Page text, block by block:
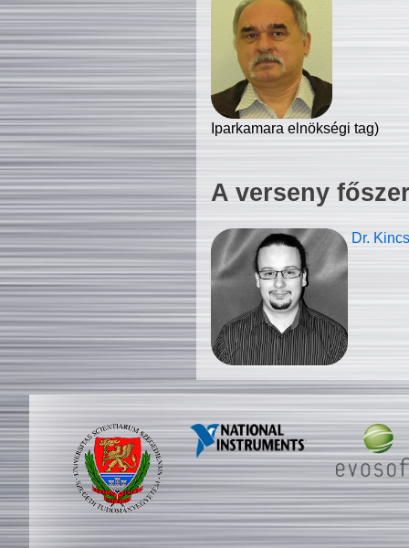
Iparkamara elnökségi tag)
A verseny
Dr.